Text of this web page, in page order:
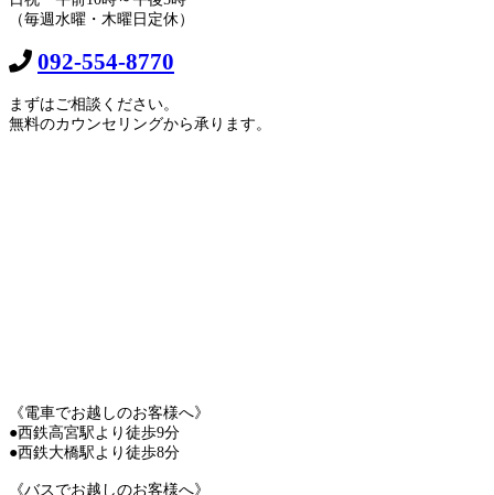
（毎週水曜・木曜日定休）
092-554-8770
まずはご相談ください。
無料のカウンセリングから承ります。
《電車でお越しのお客様へ》
●西鉄高宮駅より徒歩9分
●西鉄大橋駅より徒歩8分
《バスでお越しのお客様へ》